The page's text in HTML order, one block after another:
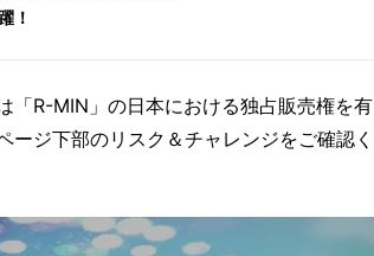
！
「R-MIN」の日本における独占販売権を有
ジ下部のリスク＆チャレンジをご確認く